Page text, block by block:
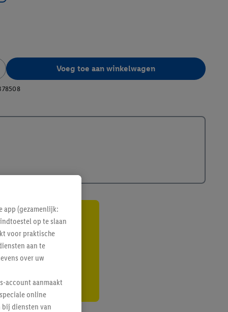
Voeg toe aan winkelwagen
app (gezamenlijk:
op te slaan
voor praktische
aan te
over uw
account aanmaakt
online
diensten van